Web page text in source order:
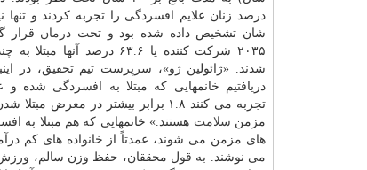
درصد زنان علایم افسردگی را تجربه كردند و تنها
شان تشخیص داده شده بود و تحت درمان قرار
۲۰۳۵ شركت كننده یا ۶۳.۶ درصد
شدند. «ژائولین ژو»، سرپرست تیم تحقیق، در
دریافتیم خانمهایی كه مبتلا به افسردگی شده و
تجربه می كنند ۱.۸ برابر بیشتر در معرض
مزمن سلامت هستند.» خانمهایی كه هم مبتلا به
های مزمن می شوند، عمدتاً از خانواده های كم
می نوشند. به قول محققان، حفظ وزن سالم، ورزش